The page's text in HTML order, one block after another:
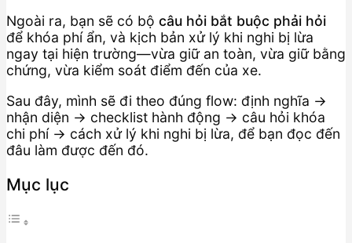
Ngoài ra, bạn sẽ có bộ câu hỏi bắt buộc phải hỏi
để khóa phí ẩn, và kịch bản xử lý khi nghi bị lừa
ngay tại hiện trường—vừa giữ an toàn, vừa giữ bằng
chứng, vừa kiểm soát điểm đến của xe.
Sau đây, mình sẽ đi theo đúng flow: định nghĩa →
nhận diện → checklist hành động → câu hỏi khóa
chi phí → cách xử lý khi nghi bị lừa, để bạn đọc đến
đâu làm được đến đó.
Mục lục